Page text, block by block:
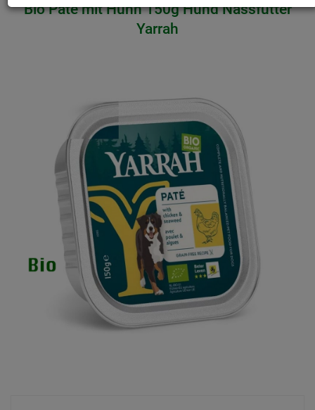
Bio Pate mit Huhn 150g Hund Nassfutter
Yarrah